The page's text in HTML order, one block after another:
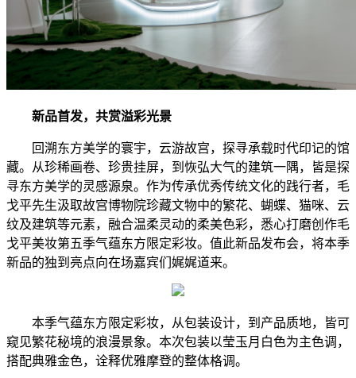
新品首发，共赏溢彩光景
回溯东方美学的寰宇，云游故宫，探寻承载时代印记的馆
藏。从珍稀画卷、珍贵挂屏，到恢弘大气的建筑一隅，皆是探
寻东方美学的灵感源泉。作为传承优秀传统文化的践行者，毛
戈平先生汲取故宫博物院珍藏文物中的繁花、蝴蝶、猫咪、云
纹及建筑等元素，融合温柔灵动的柔美色彩，悉心打磨创作毛
戈平美妆第五季气蕴东方限定彩妆。值此新品发布会，将本季
新品的独到亮点向在场嘉宾们娓娓道来。
本季气蕴东方限定彩妆，从包装设计，到产品质地，皆可
窥见繁花秘境的浪漫景象。本次包装以莹玉月白色为主色调，
搭配典雅金色，诠释优雅摩登的整体格调。